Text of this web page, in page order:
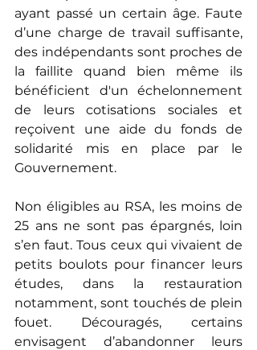
ayant passé un certain âge. Faute
d’une charge de travail suffisante,
des indépendants sont proches de
la faillite quand bien même ils
bénéficient d'un échelonnement
de leurs cotisations sociales et
reçoivent une aide du fonds de
solidarité mis en place par le
Gouvernement.
Non éligibles au RSA, les moins de
25 ans ne sont pas épargnés, loin
s’en faut. Tous ceux qui vivaient de
petits boulots pour financer leurs
études, dans la restauration
notamment, sont touchés de plein
fouet. Découragés, certains
envisagent d’abandonner leurs